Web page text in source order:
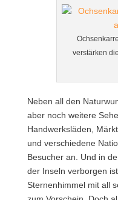
verstärken
Neben all den
aber noch weitere
Handwerksläden,
und verschiedene
Besucher an. Und in
der Inseln verborgen
Sternenhimmel mit all